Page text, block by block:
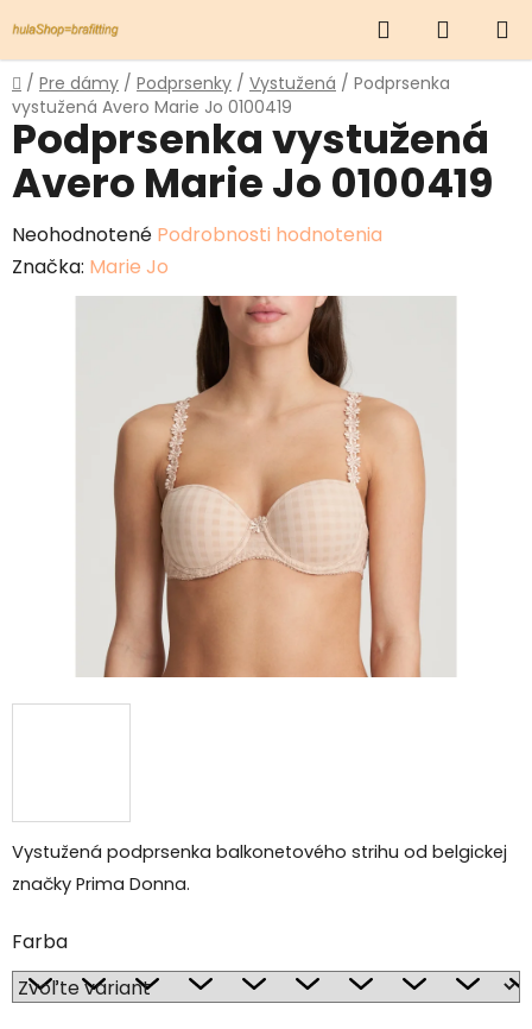
na
obsah
Hľadať
KOŠÍK
Domov
/ Pre dámy / Podprsenky / Vystužená / Podprsenka
vystužená Avero Marie Jo 0100419
Vystužená podprsenka balkonetového strihu od belgickej
značky Prima Donna.
Farba
Podprsenka vystužená
Avero Marie Jo 0100419
Priemerné
hodnotenie
produktu
Neohodnotené Podrobnosti hodnotenia
Značka: Marie Jo